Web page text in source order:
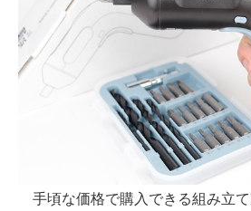
手頃な価格で購入できる組み立